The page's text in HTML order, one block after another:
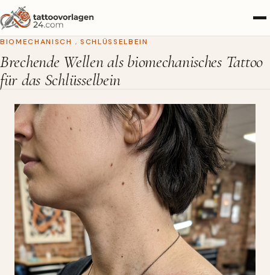
BIOMECHANISCH , SCHLÜSSELBEIN
Brechende Wellen als biomechanisches Tattoo
für das Schlüsselbein